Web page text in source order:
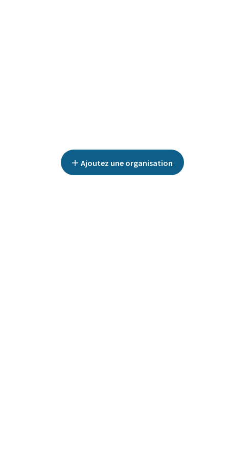
Ajoutez une organisation